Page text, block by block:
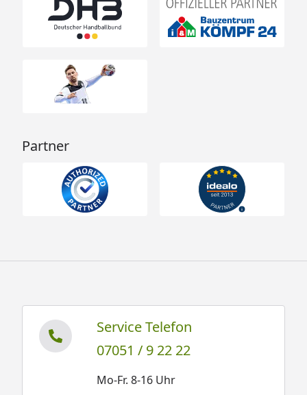
Partner
Service Telefon
07051 / 9 22 22
Mo-Fr. 8-16 Uhr